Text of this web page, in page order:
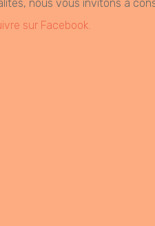
nous vous invitons à
sur Facebook.